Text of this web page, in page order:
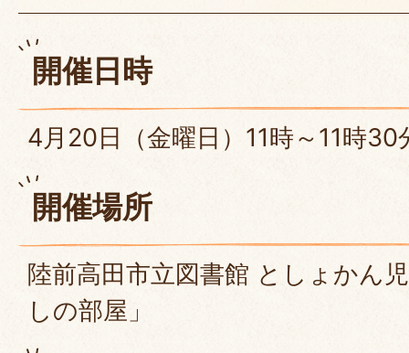
開催日時
4月20日（金曜日）11時～11時30
開催場所
陸前高田市立図書館 としょかん
しの部屋」